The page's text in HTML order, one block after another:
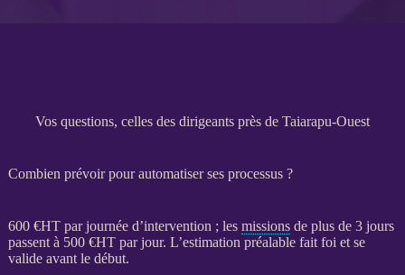
Vos questions, celles des dirigeants près de Taiarapu-Ouest
Combien prévoir pour automatiser ses processus ?
600 €HTpar journée d’intervention ; les missionsde plus de 3 jours
passent à 500 €HTpar jour. L’estimation préalable fait foi et se
valide avant le début.